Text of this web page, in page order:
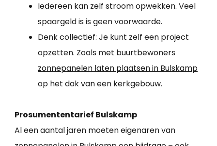
Iedereen kan zelf stroom opwekken. Veel
spaargeld is is geen voorwaarde.
Denk collectief: Je kunt zelf een project
opzetten. Zoals met buurtbewoners
zonnepanelen laten plaatsen in Bulskamp
op het dak van een kerkgebouw.
Prosumententarief Bulskamp
Al een aantal jaren moeten eigenaren van